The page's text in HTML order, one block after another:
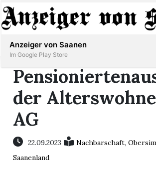
Events
Abonnieren
der
AG
22.09.2023 Nachbarschaft,
Saanenland
Anzeiger von Saanen
Im Google Play Store